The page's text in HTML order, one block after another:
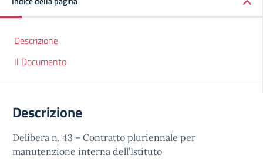
Descrizione
Il Documento
Descrizione
Delibera n. 43 – Contratto pluriennale per
manutenzione interna dell’Istituto